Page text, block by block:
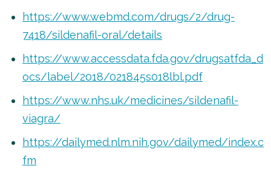
https://www.webmd.com/drugs/2/drug-
7418/sildenafil-oral/details
https://www.accessdata.fda.gov/drugsatfda_d
ocs/label/2018/021845s018lbl.pdf
https://www.nhs.uk/medicines/sildenafil-
viagra/
https://dailymed.nlm.nih.gov/dailymed/index.c
fm